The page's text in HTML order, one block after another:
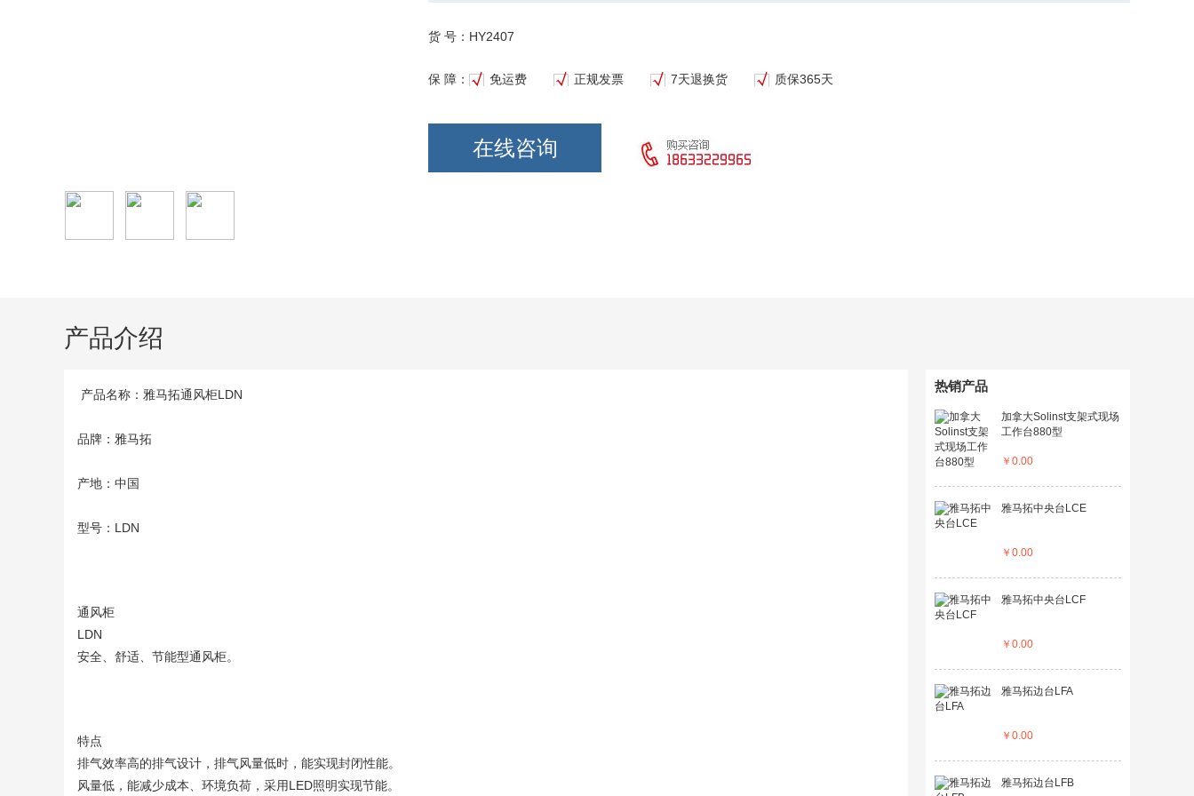
货 号：HY2407
保 障： 免运费 正规发票 7天退换货 质保365天
在线咨询
产品介绍
产品名称：雅马拓通风柜LDN
品牌：雅马拓
产地：中国
型号：LDN
通风柜
LDN
安全、舒适、节能型通风柜。
特点
排气效率高的排气设计，排气风量低时，能实现封闭性能。
风量低，能减少成本、环境负荷，采用LED照明实现节能。
热销产品
加拿大Solinst支架式现场
工作台880型
￥ 0.00
雅马拓中央台LCE
￥ 0.00
雅马拓中央台LCF
￥ 0.00
雅马拓边台LFA
￥ 0.00
雅马拓边台LFB